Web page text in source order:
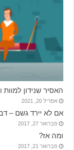
האסיר שנידון למוות
אפריל 20, 2021
אם לא יירד גשם –
פברואר 27, 2017
ומה אז?
פברואר 21, 2017